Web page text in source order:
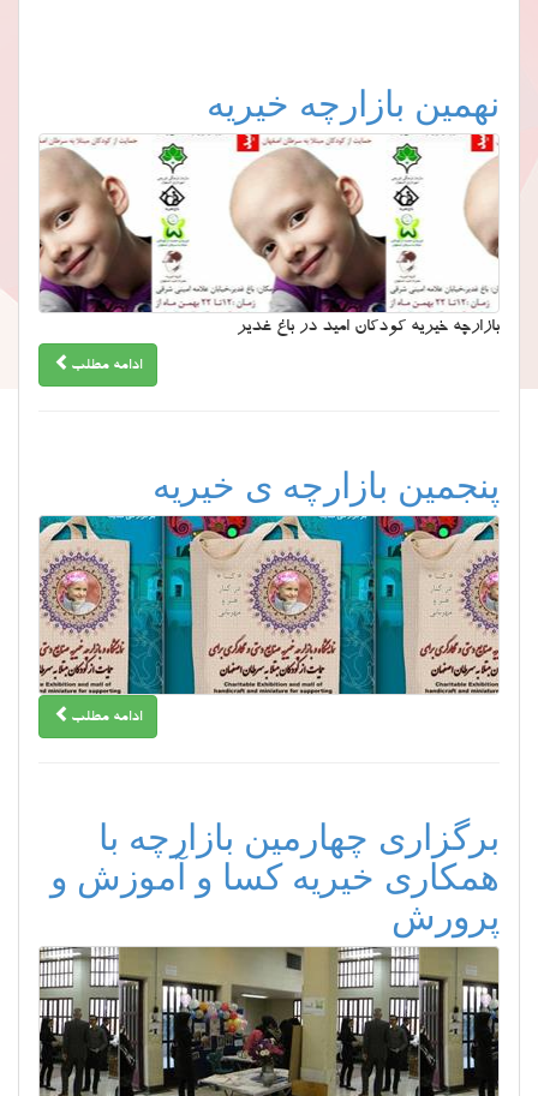
نهمین بازارچه خیریه
بازارچه خیریه کودکان امید در باغ غدیر
ادامه مطلب
پنجمین بازارچه ی خیریه
ادامه مطلب
برگزاری چهارمین بازارچه با
همکاری خیریه کسا و آموزش و
پرورش